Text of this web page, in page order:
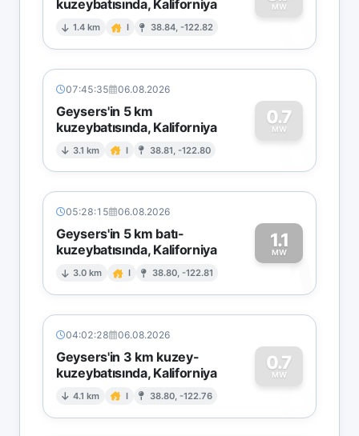
kuzeybatısında, Kaliforniya
1.4 km I 38.84, -122.82
MW
0
07:45:35 06.08.2026
Geysers'in 5 km
kuzeybatısında, Kaliforniya
3.1 km I 38.81, -122.80
0.7
MW
0
05:28:15 06.08.2026
Geysers'in 5 km batı-
kuzeybatısında, Kaliforniya
3.0 km I 38.80, -122.81
1.1
MW1
04:02:28 06.08.2026
Geysers'in 3 km kuzey-
kuzeybatısında, Kaliforniya
4.1 km I 38.80, -122.76
0.7
MW
0